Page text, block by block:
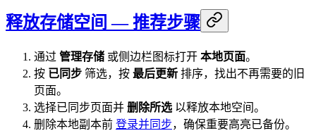
释放存储空间 — 推荐步骤
通过 管理存储 或侧边栏图标打开 本地页面。
按 已同步 筛选，按 最后更新 排序，找出不再需要的旧
页面。
选择已同步页面并 删除所选 以释放本地空间。
删除本地副本前 登录并同步，确保重要高亮已备份。